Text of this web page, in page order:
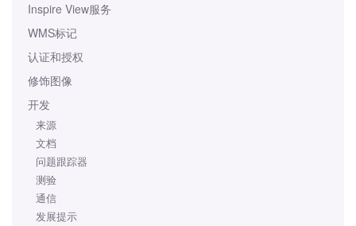
Inspire View服务
WMS标记
认证和授权
修饰图像
开发
来源
文档
问题跟踪器
测验
通信
发展提示